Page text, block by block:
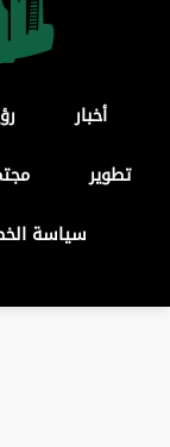
أخبار
تطوير
سياسة